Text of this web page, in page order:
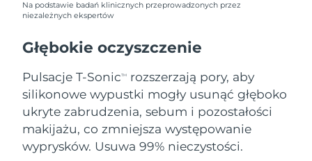
Na podstawie badań klinicznych przeprowadzonych przez
niezależnych ekspertów
Głębokie oczyszczenie
Pulsacje T-SonicTM
rozszerzają pory, aby
silikonowe wypustki mogły usunąć głęboko
ukryte zabrudzenia, sebum i pozostałości
makijażu, co zmniejsza występowanie
wyprysków. Usuwa 99% nieczystości.
Malta
Meksyk
Oczekiwany czas dostawy
8/13/26
Monako
Oczekiwany czas dostawy